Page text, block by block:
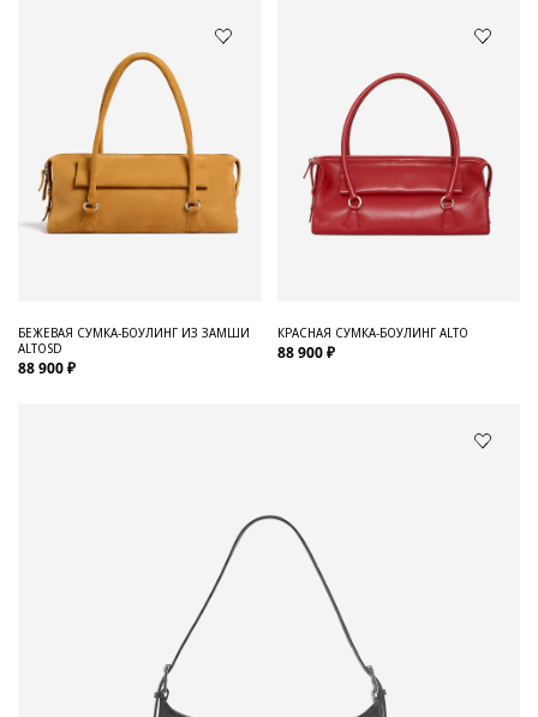
БЕЖЕВАЯ СУМКА-БОУЛИНГ ИЗ ЗАМШИ
ALTOSD
88 900 ₽
КРАСНАЯ СУМКА-БОУЛИНГ ALTO
88 900 ₽